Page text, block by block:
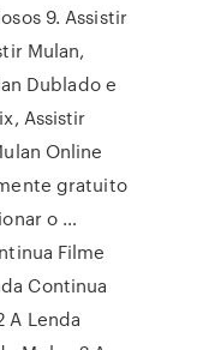
9. Assistir
Mulan,
Dublado e
Assistir
Online
gratuito
o …
Filme
Continua
A Lenda